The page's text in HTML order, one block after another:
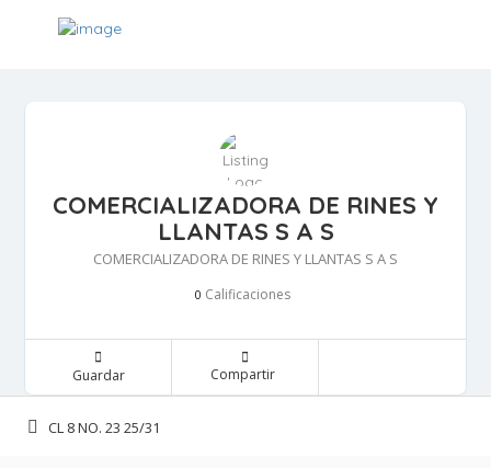
COMERCIALIZADORA DE RINES Y
LLANTAS S A S
COMERCIALIZADORA DE RINES Y LLANTAS S A S
0 Calificaciones
Guardar Compartir
CL 8 NO. 23 25/31